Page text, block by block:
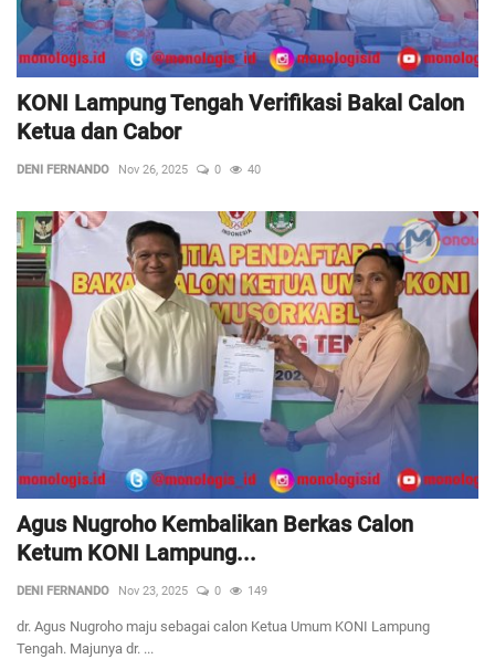
KONI Lampung Tengah Verifikasi Bakal Calon
Ketua dan Cabor
DENI FERNANDO Nov 26, 2025 0 40
Agus Nugroho Kembalikan Berkas Calon
Ketum KONI Lampung...
DENI FERNANDO Nov 23, 2025 0 149
dr. Agus Nugroho maju sebagai calon Ketua Umum KONI Lampung
Tengah. Majunya dr. ...